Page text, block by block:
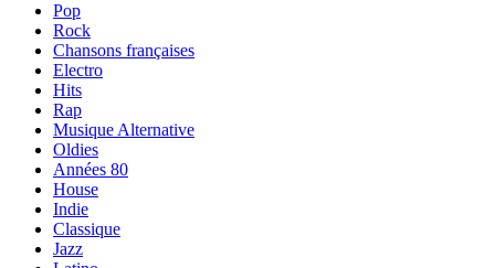
Pop
Rock
Chansons françaises
Electro
Hits
Rap
Musique Alternative
Oldies
Années 80
House
Indie
Classique
Jazz